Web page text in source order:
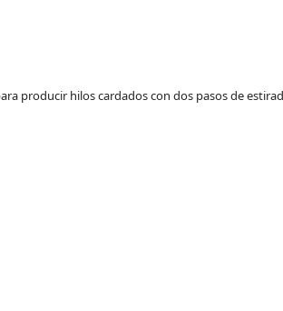
producir hilos cardados con dos pasos de